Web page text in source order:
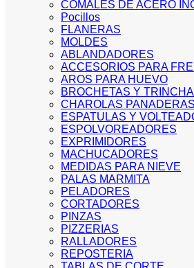
COMALES DE ACERO
Pocillos
FLANERAS
MOLDES
ABLANDADORES
ACCESORIOS PARA
AROS PARA HUEVO
BROCHETAS Y
CHAROLAS PANADERAS
ESPATULAS Y
ESPOLVOREADORES
EXPRIMIDORES
MACHUCADORES
MEDIDAS PARA NIEVE
PALAS MARMITA
PELADORES
CORTADORES
PINZAS
PIZZERIAS
RALLADORES
REPOSTERIA